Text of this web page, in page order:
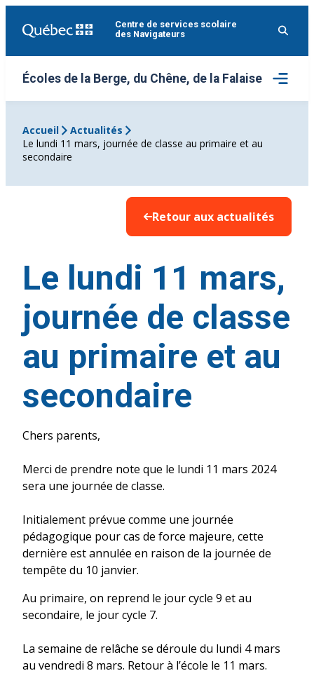
Centre de services scolaire
des Navigateurs
Écoles de la Berge, du Chêne, de la Falaise
Ouvrir
le
menu
Accueil
Actualités
Le lundi 11 mars, journée de classe au primaire et au
secondaire
Retour aux actualités
Le lundi 11 mars,
journée de classe
au primaire et au
secondaire
Chers parents,
Merci de prendre note que le lundi 11 mars 2024
sera une journée de classe.
Initialement prévue comme une journée
pédagogique pour cas de force majeure, cette
dernière est annulée en raison de la journée de
tempête du 10 janvier.
Au primaire, on reprend le jour cycle 9 et au
secondaire, le jour cycle 7.
La semaine de relâche se déroule du lundi 4 mars
au vendredi 8 mars. Retour à l’école le 11 mars.